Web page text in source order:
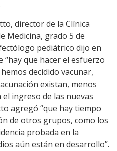
director de la Clínica
Medicina, grado 5 de
pediátrico dijo en
“hay que hacer el esfuerzo
decidido vacunar,
existan, menos
ingreso de las nuevas
agregó “que hay tiempo
de otros grupos, como los
probada en la
aún están en desarrollo”.